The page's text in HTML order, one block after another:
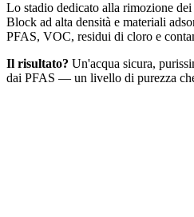
Lo stadio dedicato alla rimozione dei
Block ad alta densità e materiali
PFAS, VOC, residui di cloro e
Il risultato? Un'acqua sicura,
dai PFAS — un livello di purezza